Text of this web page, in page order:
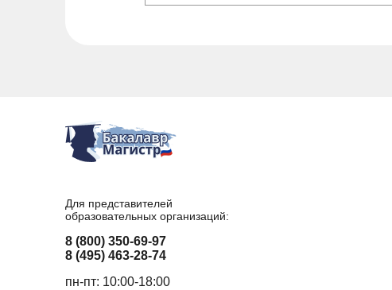
Для представителей
образовательных организаций:
8 (800) 350-69-97
8 (495) 463-28-74
пн-пт: 10:00-18:00